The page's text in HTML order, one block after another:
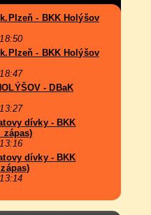
- BKK Holýšov
- BKK Holýšov
- DBaK
dívky - BKK
zápas)
dívky - BKK